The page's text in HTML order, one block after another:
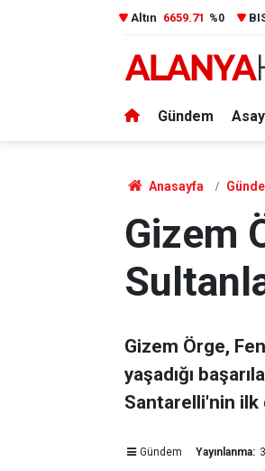
Altın 6659.71 %0
Gündem
Anasayfa
Gizem
Gizem Örge,
yaşadığı
Santarelli'nin ilk
Gündem Yayınlanma: